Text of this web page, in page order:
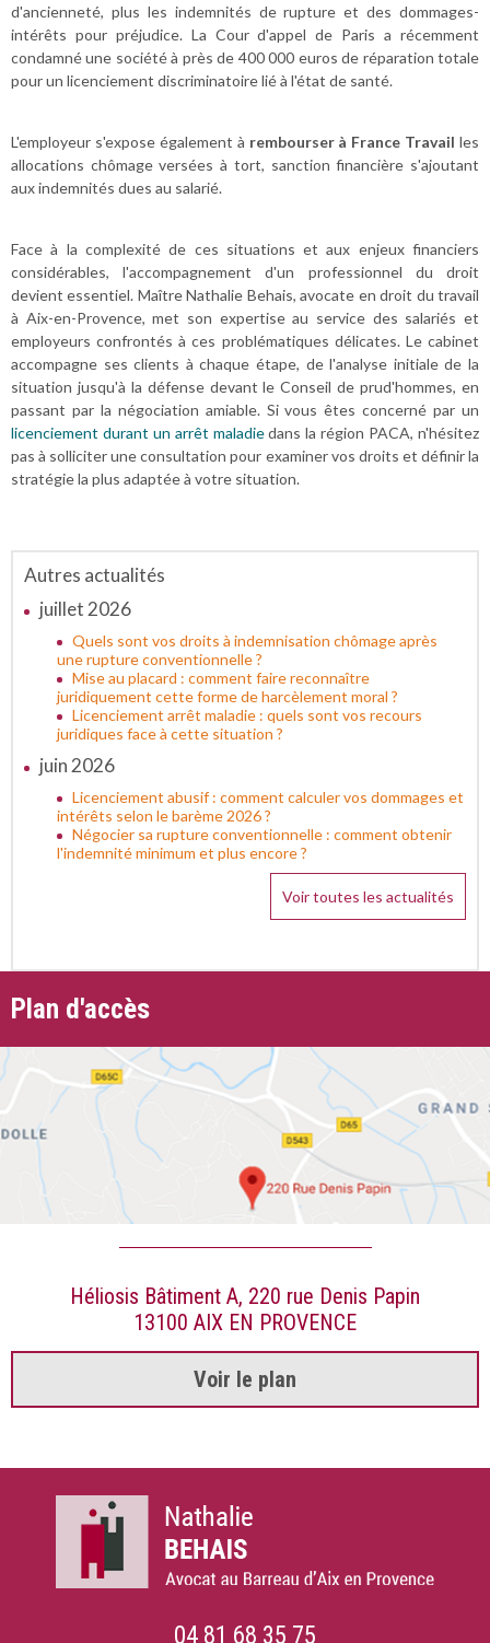
d'ancienneté, plus les indemnités de rupture et des dommages-
intérêts pour préjudice. La Cour d'appel de Paris a récemment
condamné une société à près de 400 000 euros de réparation totale
pour un licenciement discriminatoire lié à l'état de santé.
L'employeur s'expose également à rembourser à France Travail les
allocations chômage versées à tort, sanction financière s'ajoutant
aux indemnités dues au salarié.
Face à la complexité de ces situations et aux enjeux financiers
considérables, l'accompagnement d'un professionnel du droit
devient essentiel. Maître Nathalie Behais, avocate en droit du travail
à Aix-en-Provence, met son expertise au service des salariés et
employeurs confrontés à ces problématiques délicates. Le cabinet
accompagne ses clients à chaque étape, de l'analyse initiale de la
situation jusqu'à la défense devant le Conseil de prud'hommes, en
passant par la négociation amiable. Si vous êtes concerné par un
licenciement durant un arrêt maladiedans la région PACA, n'hésitez
pas à solliciter une consultation pour examiner vos droits et définir la
stratégie la plus adaptée à votre situation.
Autres actualités
juillet 2026
Quels sont vos droits à indemnisation chômage après
une rupture conventionnelle ?
Mise au placard : comment faire reconnaître
juridiquement cette forme de harcèlement moral ?
Licenciement arrêt maladie : quels sont vos recours
juridiques face à cette situation ?
juin 2026
Licenciement abusif : comment calculer vos dommages et
intérêts selon le barème 2026 ?
Négocier sa rupture conventionnelle : comment obtenir
l'indemnité minimum et plus encore ?
Voir toutes les actualités
Plan d'accès
Héliosis Bâtiment A, 220 rue Denis Papin
13100 AIX EN PROVENCE
Voir le plan
04 81 68 35 75